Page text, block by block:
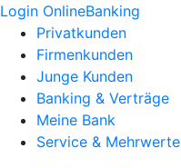
Login OnlineBanking
Privatkunden
Firmenkunden
Junge Kunden
Banking & Verträge
Meine Bank
Service & Mehrwerte